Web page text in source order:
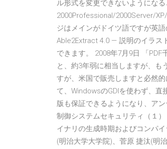
ル形式を変更できないようにな
2000Professional/2000Server/
ジはメインがドイツ語ですが英
Able2Extract 4.0 — 説明のイラス
できます。 2008年7月9日 「
と、約3年弱に相当しますが、も
すが、米国で販売しますと必然
て、WindowsのGDIを使わず、直
版も保証できるようになり、ア
制御システムセキュリティ（１
イナリの生成時期およびコンパ
(明治大学大学院)、菅原 捷汰(明